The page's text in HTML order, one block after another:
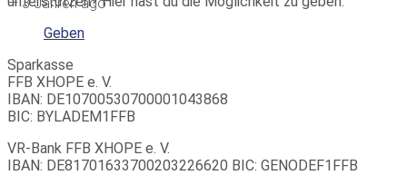
Geben
Sparkasse
FFB XHOPE e. V.
IBAN: DE10700530700001043868
BIC: BYLADEM1FFB
VR-Bank FFB XHOPE e. V.
IBAN: DE81701633700203226620 BIC: GENODEF1FFB